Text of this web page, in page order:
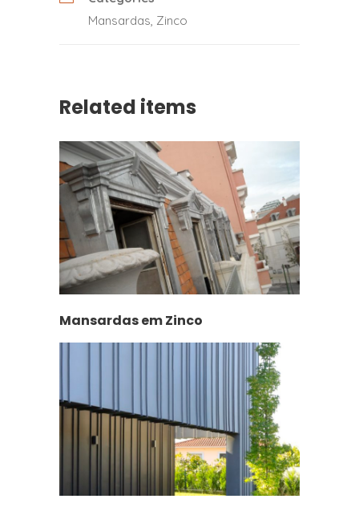
Mansardas Zinco
Related items
Mansardas em Zinco